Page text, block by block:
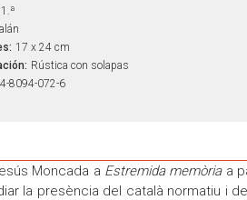
1.ª
17 x 24 cm
Rústica con solapas
8094-072-6
Moncada a Estremida memòriaa
la presència del català normatiu i